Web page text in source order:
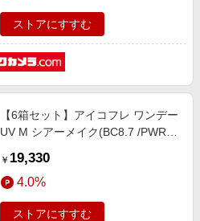
ストアにすすむ
【6箱セット】アイコフレ ワンデー
UV M シアーメイク(BC8.7 /PWR-
￥ 19,330
4.0%
ストアにすすむ